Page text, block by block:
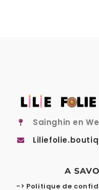
Sainghin en
A
-> Politique de